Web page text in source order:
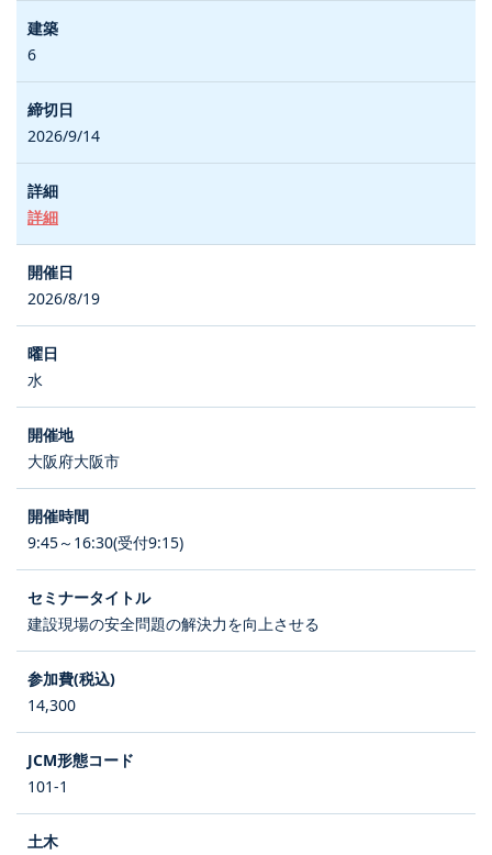
6
2026/9/14
詳細
2026/8/19
水
大阪府大阪市
9:45～16:30(受付9:15)
建設現場の安全問題の解決力を向上させる
14,300
101-1